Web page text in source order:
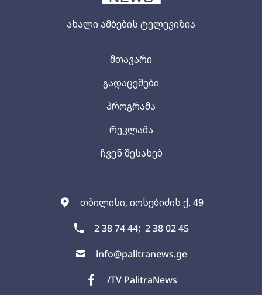
ახალი ამბების ტელევიზია
თბილისი, იოსებიძის ქ. 49
2 38 74 44; 2 38 02 45
info@palitranews.ge
/TV PalitraNews
მთავარი
გადაცემები
პროგრამა
რეკლამა
ჩვენ შესახებ